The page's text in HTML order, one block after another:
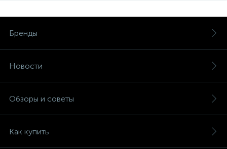
Бренды
Новости
Обзоры и советы
Как купить